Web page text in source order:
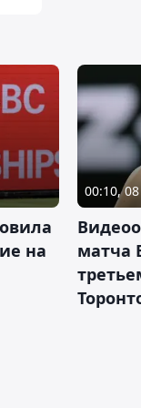
на
00:10,
матча